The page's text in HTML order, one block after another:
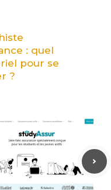
: quel
pour se
?